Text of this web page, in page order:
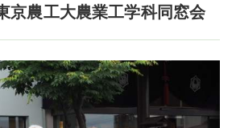
京農工大農業工学科同窓会